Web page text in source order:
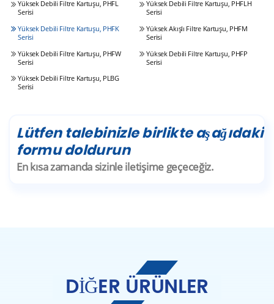
Yüksek Debili Filtre Kartuşu, PHFL
Serisi
Yüksek Debili Filtre Kartuşu, PHFLH
Serisi
Yüksek Debili Filtre Kartuşu, PHFK
Serisi
Yüksek Akışlı Filtre Kartuşu, PHFM
Serisi
Yüksek Debili Filtre Kartuşu, PHFW
Serisi
Yüksek Debili Filtre Kartuşu, PHFP
Serisi
Yüksek Debili Filtre Kartuşu, PLBG
Serisi
Lütfen talebinizle birlikte aşağıdaki
formu doldurun
En kısa zamanda sizinle iletişime geçeceğiz.
DIĞER ÜRÜNLER